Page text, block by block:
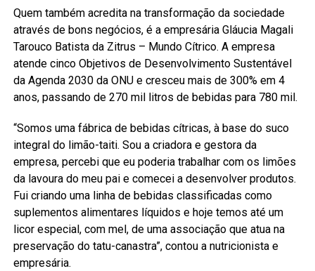
Quem também acredita na transformação da sociedade
através de bons negócios, é a empresária Gláucia Magali
Tarouco Batista da Zitrus – Mundo Cítrico. A empresa
atende cinco Objetivos de Desenvolvimento Sustentável
da Agenda 2030 da ONU e cresceu mais de 300% em 4
anos, passando de 270 mil litros de bebidas para 780 mil.
“Somos uma fábrica de bebidas cítricas, à base do suco
integral do limão-taiti. Sou a criadora e gestora da
empresa, percebi que eu poderia trabalhar com os limões
da lavoura do meu pai e comecei a desenvolver produtos.
Fui criando uma linha de bebidas classificadas como
suplementos alimentares líquidos e hoje temos até um
licor especial, com mel, de uma associação que atua na
preservação do tatu-canastra”, contou a nutricionista e
empresária.